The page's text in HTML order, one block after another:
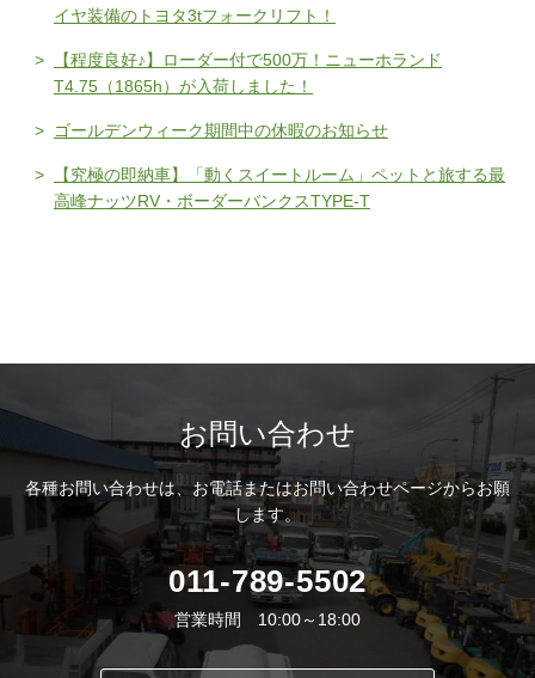
イヤ装備のトヨタ3tフォークリフト！
【程度良好♪】ローダー付で500万！ニューホランド
T4.75（1865h）が入荷しました！
ゴールデンウィーク期間中の休暇のお知らせ
【究極の即納車】「動くスイートルーム」ペットと旅する最
高峰ナッツRV・ボーダーバンクスTYPE-T
お問い合わせ
各種お問い合わせは、お電話またはお問い合わせページからお願
します。
011-789-5502
営業時間 10:00～18:00